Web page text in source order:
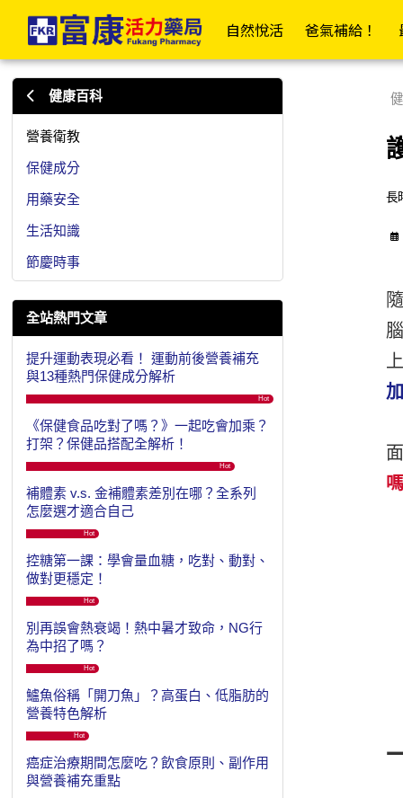
眼睛乾澀、疲勞，只補充葉黃素夠嗎？加上這成分會更好！ | 富
自然悅活 爸氣補給！
棉(花)棒/棉球/壓舌板
美容膠/疤痕/傷口護理
酒精棉片/優碘棉片
家用醫療包
健康百科
營養衛教
保健成分
用藥安全
生活知識
節慶時事
全站熱門文章
提升運動表現必看！ 運動前後營養補充
與13種熱門保健成分解析
Hot
《保健食品吃對了嗎？》一起吃會加乘？
打架？保健品搭配全解析！
Hot
補體素 v.s. 金補體素差別在哪？全系列
怎麼選才適合自己
Hot
控糖第一課：學會量血糖，吃對、動對、
做對更穩定！
Hot
別再誤會熱衰竭！熱中暑才致命，NG行
為中招了嗎？
Hot
鱸魚俗稱「開刀魚」？高蛋白、低脂肪的
營養特色解析
Hot
癌症治療期間怎麼吃？飲食原則、副作用
與營養補充重點
長
加